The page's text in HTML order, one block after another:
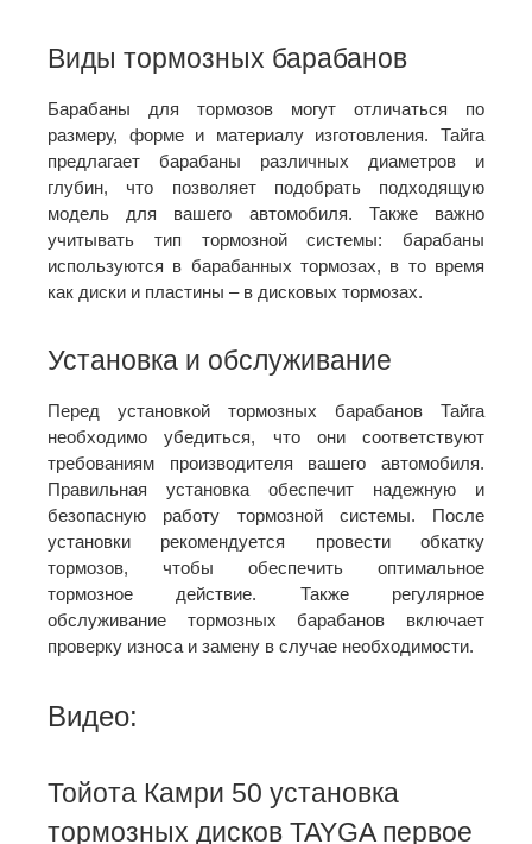
Виды тормозных барабанов
Барабаны для тормозов могут отличаться по
размеру, форме и материалу изготовления. Тайга
предлагает барабаны различных диаметров и
глубин, что позволяет подобрать подходящую
модель для вашего автомобиля. Также важно
учитывать тип тормозной системы: барабаны
используются в барабанных тормозах, в то время
как диски и пластины – в дисковых тормозах.
Установка и обслуживание
Перед установкой тормозных барабанов Тайга
необходимо убедиться, что они соответствуют
требованиям производителя вашего автомобиля.
Правильная установка обеспечит надежную и
безопасную работу тормозной системы. После
установки рекомендуется провести обкатку
тормозов, чтобы обеспечить оптимальное
тормозное действие. Также регулярное
обслуживание тормозных барабанов включает
проверку износа и замену в случае необходимости.
Видео:
Тойота Камри 50 установка
тормозных дисков TAYGA первое